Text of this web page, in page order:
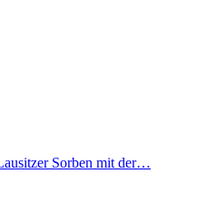
Sorben mit der…